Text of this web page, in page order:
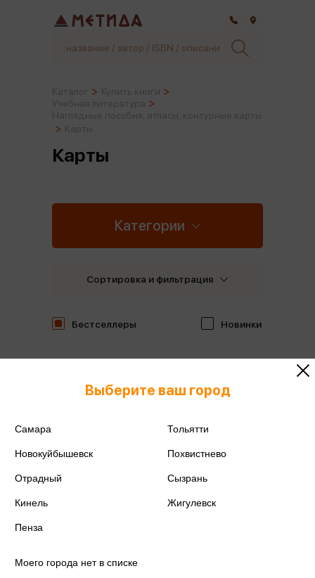
Карты
Категории
Бестселлеры Новинки
Сортировка и фильтрация
Выберите ваш город
Самара Тольятти
Новокуйбышевск Похвистнево
Отрадный Сызрань
Кинель Жигулевск
Пенза
Моего города нет в списке